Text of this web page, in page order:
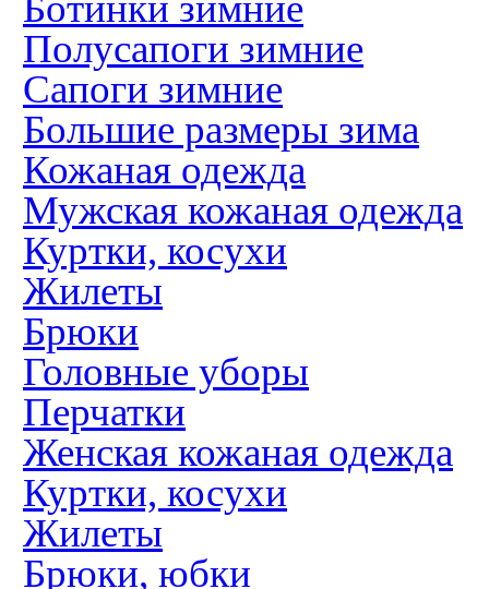
Полусапоги зимние
Сапоги зимние
Большие размеры зима
Кожаная одежда
Мужская кожаная одежда
Куртки, косухи
Жилеты
Брюки
Головные уборы
Перчатки
Женская кожаная одежда
Куртки, косухи
Жилеты
Брюки, юбки